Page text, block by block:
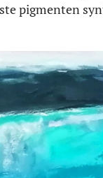
pigmenten